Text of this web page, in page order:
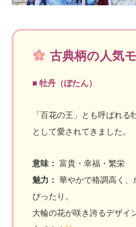
古典柄の人気
■ 牡丹（ぼたん）
「百花の王」とも呼ばれ
として愛されてきました。
意味： 富貴・幸福・繁栄
魅力： 華やかで格調高く、
ぴったり。
大輪の花が咲き誇るデザイ